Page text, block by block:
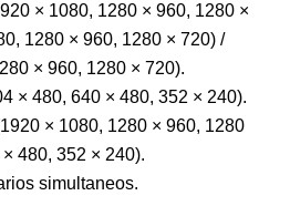
× 1080, 1280 × 960, 1280 ×
1280 × 960, 1280 × 720) /
× 960, 1280 × 720).
× 480, 640 × 480, 352 × 240).
× 1080, 1280 × 960, 1280
480, 352 × 240).
simultaneos.